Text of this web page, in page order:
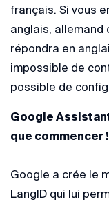
français. Si vous
anglais, allemand
répondra en
impossible de
possible de
Google
que commencer !
Google a crée le
LangID qui lui